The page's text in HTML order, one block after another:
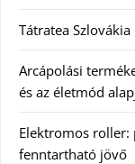
Tátratea
Arcápolási
és az életmód
Elektromos roller:
fenntartható jövő